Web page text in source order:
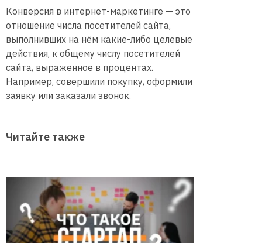
Конверсия в интернет-маркетинге — это
отношение числа посетителей сайта,
выполнивших на нём какие-либо целевые
действия, к общему числу посетителей
сайта, выраженное в процентах.
Например, совершили покупку, оформили
заявку или заказали звонок.
Читайте также